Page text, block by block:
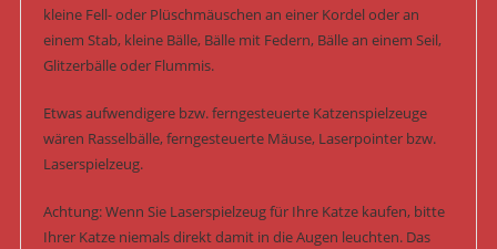
kleine Fell- oder Plüschmäuschen an einer Kordel oder an
einem Stab, kleine Bälle, Bälle mit Federn, Bälle an einem Seil,
Glitzerbälle oder Flummis.
Etwas aufwendigere bzw. ferngesteuerte Katzenspielzeuge
wären Rasselbälle, ferngesteuerte Mäuse, Laserpointer bzw.
Laserspielzeug.
Achtung: Wenn Sie Laserspielzeug für Ihre Katze kaufen, bitte
Ihrer Katze niemals direkt damit in die Augen leuchten. Das